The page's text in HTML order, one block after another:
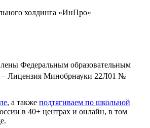
холдинга «ИнПро»
Федеральным образовательным
– Лицензия Минобрнауки 22Л01 №
, а также подтягиваем по школьной
в 40+ центрах и онлайн, в том